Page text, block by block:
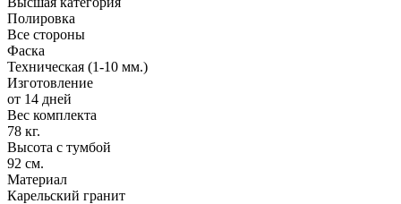
Полировка
Все стороны
Фаска
Техническая (1-10 мм.)
Изготовление
от 14 дней
Вес комплекта
78 кг.
Высота с тумбой
92 см.
Материал
Карельский гранит